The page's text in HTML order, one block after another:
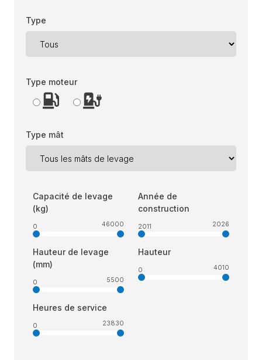
Type
Type moteur
Type mât
Capacité de levage
(kg)
0 46000
Année de
construction
2011 2026
Hauteur de levage
(mm)
0 5500
Hauteur
0 4010
Heures de service
0 23830